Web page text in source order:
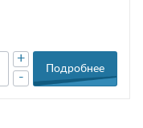
-
+
Подробнее